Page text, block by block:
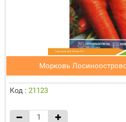
Морковь
Код : 21123